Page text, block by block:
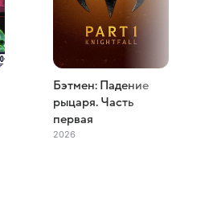
Бэтмен: Падение
рыцаря. Часть
первая
2026